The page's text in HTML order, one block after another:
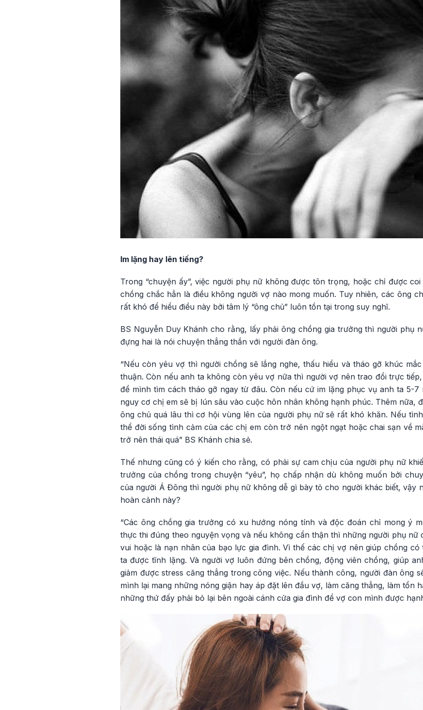
Im lặng hay lên tiếng?
Trong “chuyện ấy”, việc người phụ nữ không được tôn trọng, hoặc chỉ được
chồng chắc hẳn là điều không người vợ nào mong muốn. Tuy nhiên, các ông
rất khó để hiểu điều này bởi tâm lý “ông chủ” luôn tồn tại trong suy nghĩ.
BS Nguyễn Duy Khánh cho rằng, lấy phải ông chồng gia trưởng thì người phụ
đựng hai là nói chuyện thẳng thắn với người đàn ông.
“Nếu còn yêu vợ thì người chồng sẽ lắng nghe, thấu hiểu và tháo gỡ khúc
thuận. Còn nếu anh ta không còn yêu vợ nữa thì người vợ nên trao đổi trực
để mình tìm cách tháo gỡ ngay từ đâu. Còn nếu cứ im lặng phục vụ anh ta 5-
nguy cơ chị em sẽ bị lún sâu vào cuộc hôn nhân không hạnh phúc. Thêm nữa,
ông chủ quá lâu thì cơ hội vùng lên của người phụ nữ sẽ rất khó khăn. Nếu
thể đời sống tình cảm của các chị em còn trở nên ngột ngạt hoặc chai sạn về
trở nên thái quá” BS Khánh chia sẻ.
Thế nhưng cũng có ý kiến cho rằng, có phải sự cam chịu của người phụ nữ
trưởng của chồng trong chuyện “yêu”, họ chấp nhận dù không muốn bởi
của người Á Đông thì người phụ nữ không dễ gì bày tỏ cho người khác biết, vậy
hoàn cảnh này?
“Các ông chồng gia trưởng có xu hướng nóng tính và độc đoán chỉ mong ý
thực thi đúng theo nguyện vọng và nếu không cẩn thận thì những người phụ nữ
vui hoặc là nạn nhân của bạo lực gia đình. Vì thế các chị vợ nên giúp chồng có
ta được tĩnh lặng. Và người vợ luôn đứng bên chồng, động viên chồng, giúp
giảm được stress căng thẳng trong công việc. Nếu thành công, người đàn ông
mình lại mang những nóng giận hay áp đặt lên đầu vợ, làm căng thẳng, làm tổn
những thứ đấy phải bỏ lại bên ngoài cánh cửa gia đình để vợ con mình được